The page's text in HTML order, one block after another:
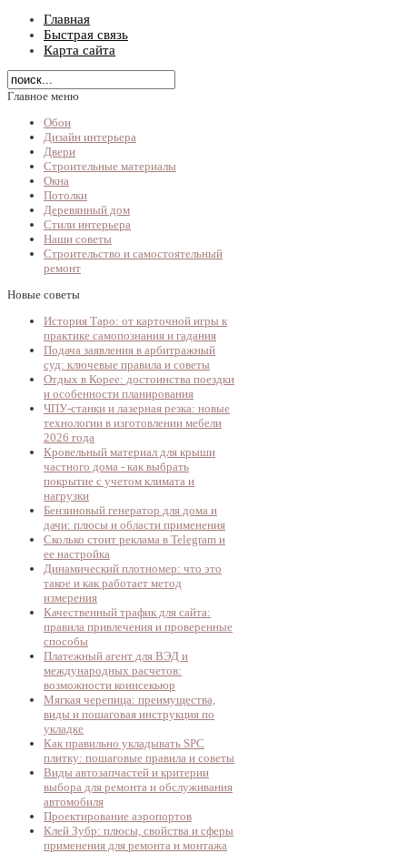
Главная
Быстрая связь
Карта сайта
Главное меню
Обои
Дизайн интерьера
Двери
Строительные материалы
Окна
Потолки
Деревянный дом
Стили интерьера
Наши советы
Строительство и самостоятельный
ремонт
Новые советы
История Таро: от карточной игры к
практике самопознания и гадания
Подача заявления в арбитражный
суд: ключевые правила и советы
Отдых в Корее: достоинства поездки
и особенности планирования
ЧПУ-станки и лазерная резка: новые
технологии в изготовлении мебели
2026 года
Кровельный материал для крыши
частного дома - как выбрать
покрытие с учетом климата и
нагрузки
Бензиновый генератор для дома и
дачи: плюсы и области применения
Сколько стоит реклама в Telegram и
ее настройка
Динамический плотномер: что это
такое и как работает метод
измерения
Качественный трафик для сайта:
правила привлечения и проверенные
способы
Платежный агент для ВЭД и
международных расчетов:
возможности коинсекьюр
Мягкая черепица: преимущества,
виды и пошаговая инструкция по
укладке
Как правильно укладывать SPC
плитку: пошаговые правила и советы
Виды автозапчастей и критерии
выбора для ремонта и обслуживания
автомобиля
Проектирование аэропортов
Клей Зубр: плюсы, свойства и сферы
применения для ремонта и монтажа